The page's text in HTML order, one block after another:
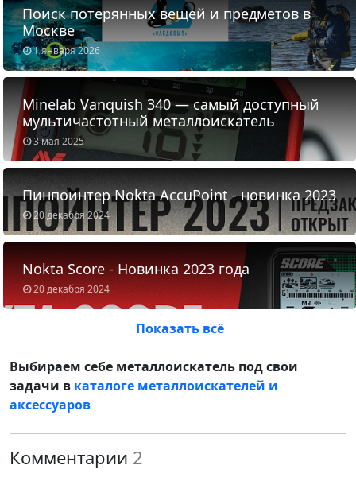
1 января 2026
Поиск потерянных вещей и предметов в
Москве
3 мая 2025
Minelab Vanquish 340 — самый доступный
мультичастотный металлоискатель
20 декабря 2024
Пинпоинтер Nokta AccuPoint - новинка 2023
20 декабря 2024
Nokta Score - Новинка 2023 года
Показать всё
Выбираем себе металлоискатель под свои
задачи в каталоге металлоискателей и
аксессуаров
Комментарии 2